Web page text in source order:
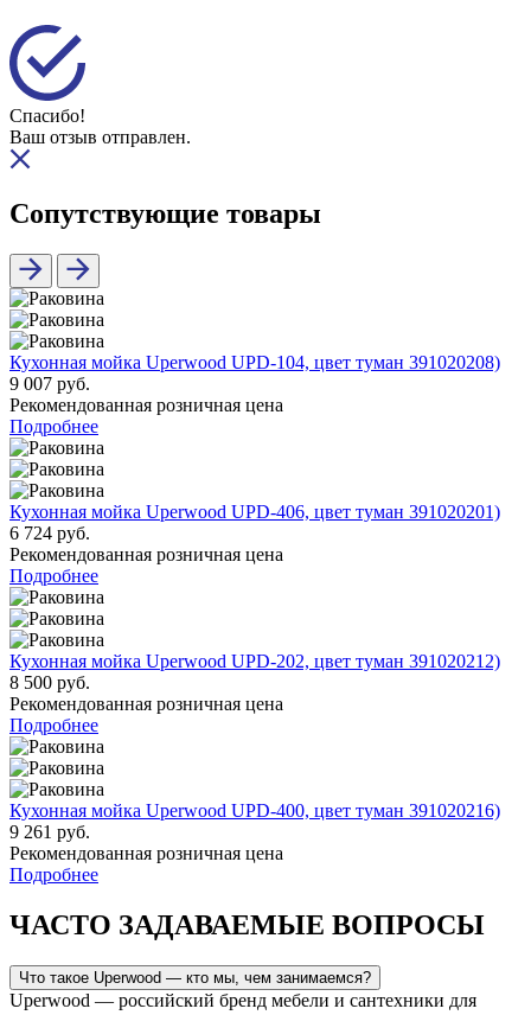
Спасибо!
Ваш отзыв отправлен.
Сопутствующие товары
Кухонная мойка Uperwood UPD-104, цвет туман 391020208)
9 007 руб.
Рекомендованная розничная цена
Подробнее
Кухонная мойка Uperwood UPD-406, цвет туман 391020201)
6 724 руб.
Рекомендованная розничная цена
Подробнее
Кухонная мойка Uperwood UPD-202, цвет туман 391020212)
8 500 руб.
Рекомендованная розничная цена
Подробнее
Кухонная мойка Uperwood UPD-400, цвет туман 391020216)
9 261 руб.
Рекомендованная розничная цена
Подробнее
ЧАСТО ЗАДАВАЕМЫЕ ВОПРОСЫ
Что такое Uperwood — кто мы, чем занимаемся?
Uperwood — российский бренд мебели и сантехники для